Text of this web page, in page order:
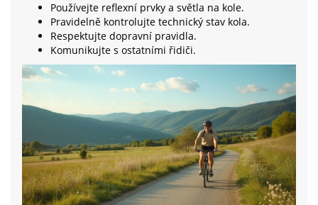
Používejte reflexní prvky a světla na kole.
Pravidelně kontrolujte technický stav kola.
Respektujte dopravní pravidla.
Komunikujte s ostatními řidiči.